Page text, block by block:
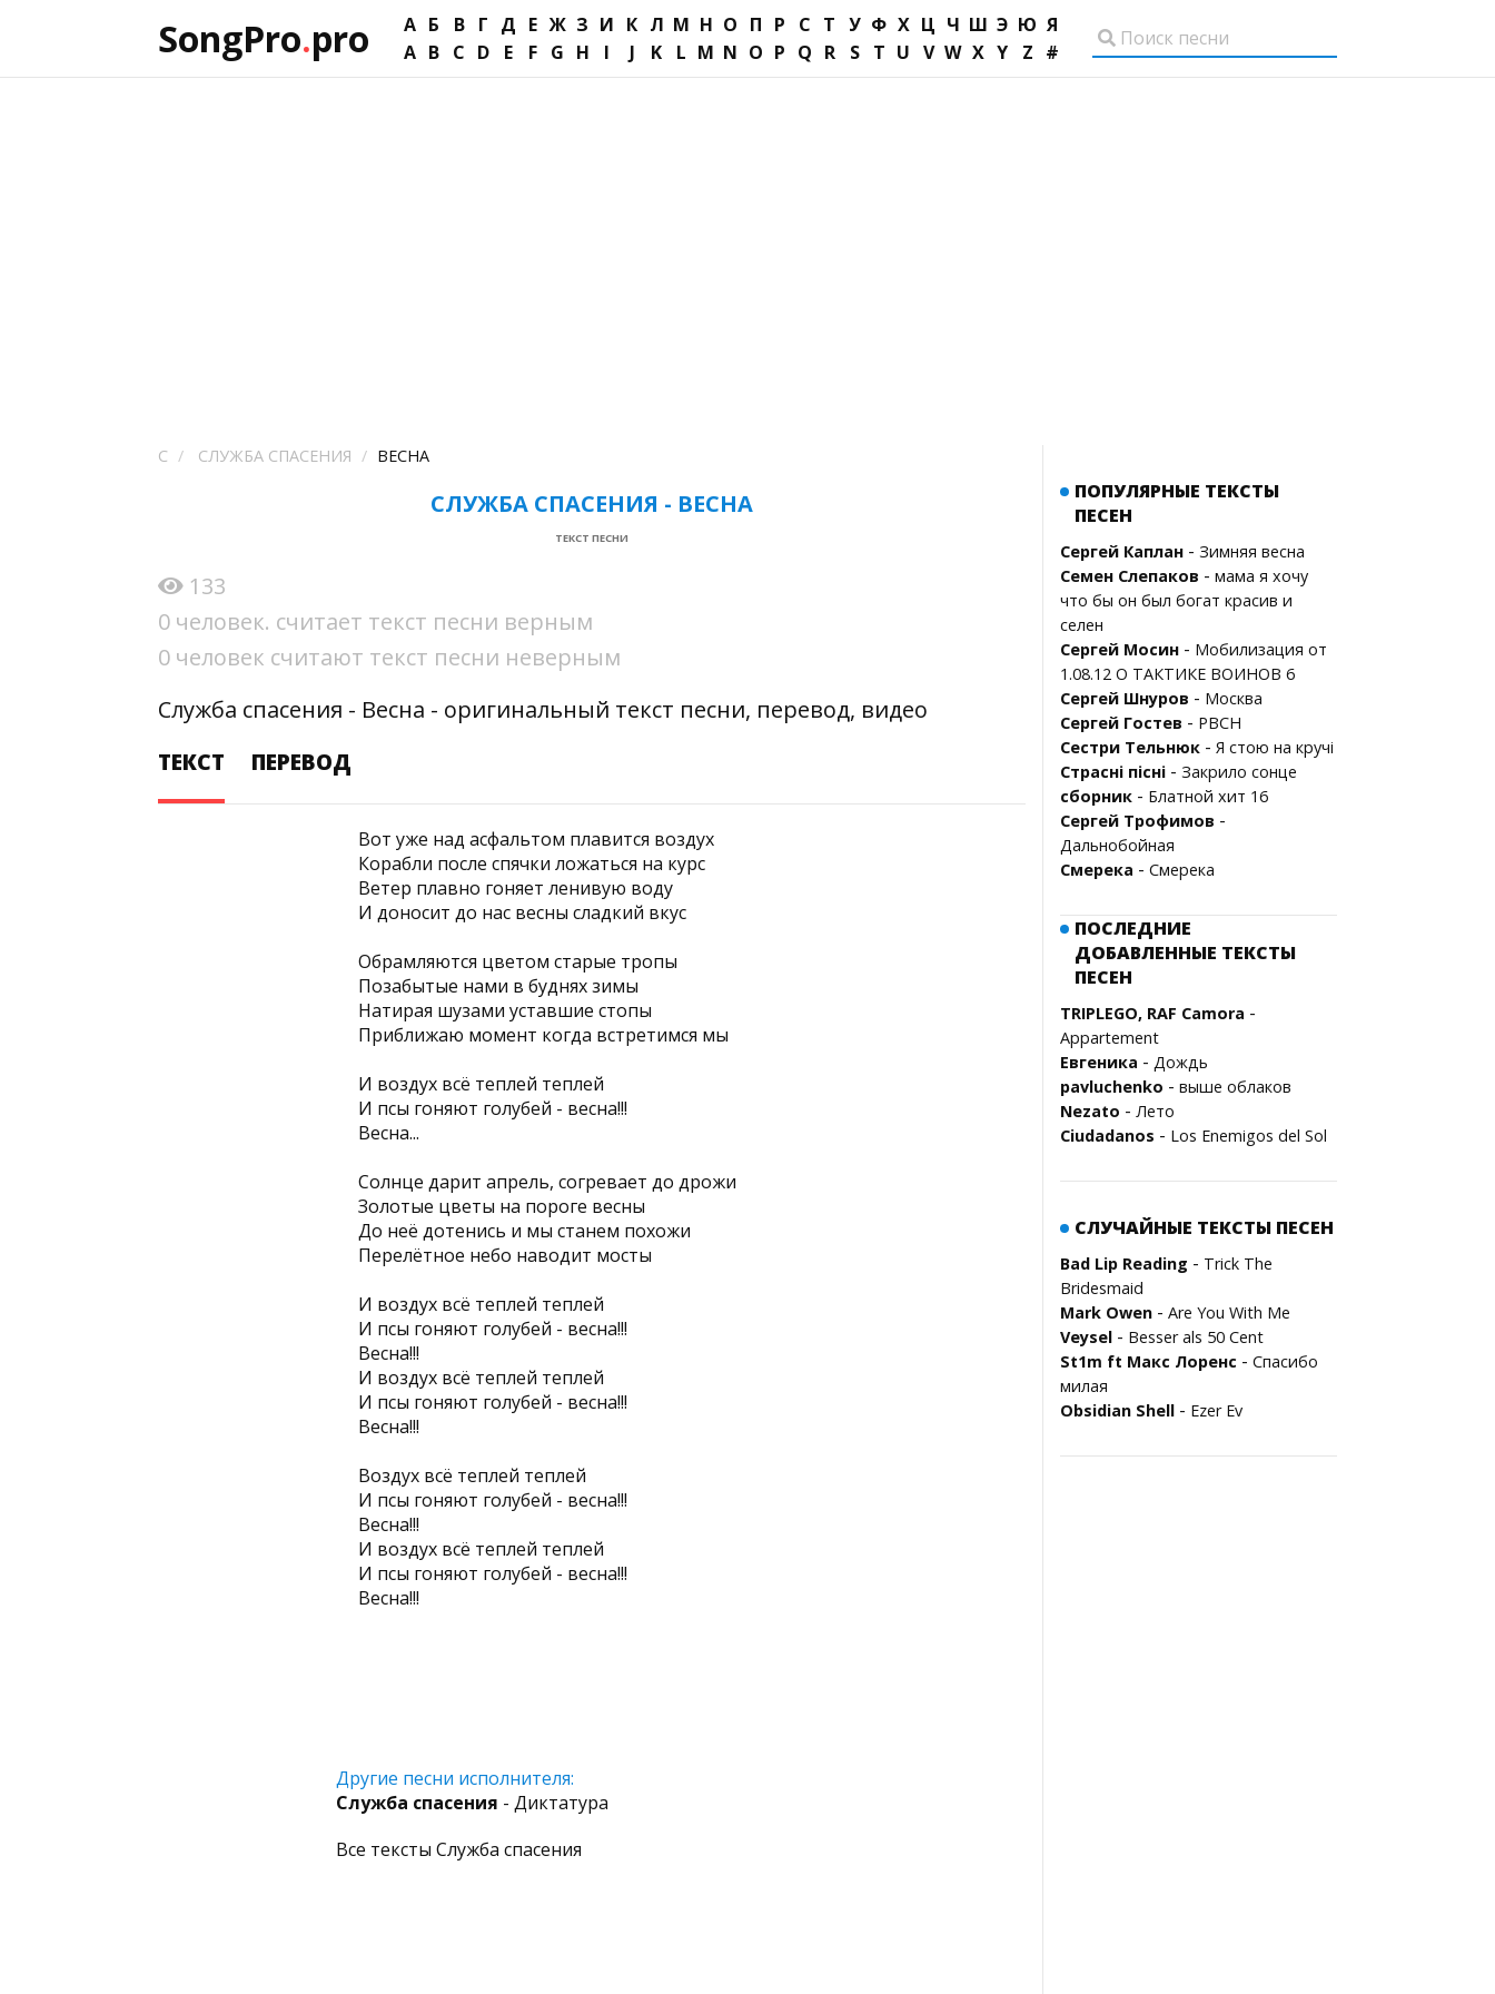
SongPro.pro А Б В Г Д Е Ж З И К Л М Н О П Р С Т У Ф Х Ц Ч Ш Э Ю Я
A B C D E F G H I J K L M N O P Q R S T U V W X Y Z #
С СЛУЖБА СПАСЕНИЯ ВЕСНА
СЛУЖБА СПАСЕНИЯ - ВЕСНА
ТЕКСТ ПЕСНИ
133
0 человек. считает текст песни верным
0 человек считают текст песни неверным
Служба спасения - Весна - оригинальный текст песни, перевод, видео
ТЕКСТ
ПЕРЕВОД
Вот уже над асфальтом плавится воздух
Корабли после спячки ложаться на курс
Ветер плавно гоняет ленивую воду
И доносит до нас весны сладкий вкус
Обрамляются цветом старые тропы
Позабытые нами в буднях зимы
Натирая шузами уставшие стопы
Приближаю момент когда встретимся мы
И воздух всё теплей теплей
И псы гоняют голубей - весна!!!
Весна...
Солнце дарит апрель, согревает до дрожи
Золотые цветы на пороге весны
До неё дотенись и мы станем похожи
Перелётное небо наводит мосты
И воздух всё теплей теплей
И псы гоняют голубей - весна!!!
Весна!!!
И воздух всё теплей теплей
И псы гоняют голубей - весна!!!
Весна!!!
Воздух всё теплей теплей
И псы гоняют голубей - весна!!!
Весна!!!
И воздух всё теплей теплей
И псы гоняют голубей - весна!!!
Весна!!!
Другие песни исполнителя:
Служба спасения - Диктатура
Все тексты Служба спасения
ПОПУЛЯРНЫЕ ТЕКСТЫ
ПЕСЕН
Сергей Каплан - Зимняя весна
Семен Слепаков - мама я хочу
что бы он был богат красив и
селен
Сергей Мосин - Мобилизация от
1.08.12 О ТАКТИКЕ ВОИНОВ 6
Сергей Шнуров - Москва
Сергей Гостев - РВСН
Сестри Тельнюк - Я стою на кручі
Страсні пісні - Закрило сонце
сборник - Блатной хит 16
Сергей Трофимов -
Дальнобойная
Смерека - Смерека
ПОСЛЕДНИЕ
ДОБАВЛЕННЫЕ ТЕКСТЫ
ПЕСЕН
TRIPLEGO, RAF Camora -
Appartement
Евгеника - Дождь
pavluchenko - выше облаков
Nezato - Лето
Ciudadanos - Los Enemigos del Sol
СЛУЧАЙНЫЕ ТЕКСТЫ ПЕСЕН
Bad Lip Reading - Trick The
Bridesmaid
Mark Owen - Are You With Me
Veysel - Besser als 50 Cent
St1m ft Макс Лоренс - Спасибо
милая
Obsidian Shell - Ezer Ev